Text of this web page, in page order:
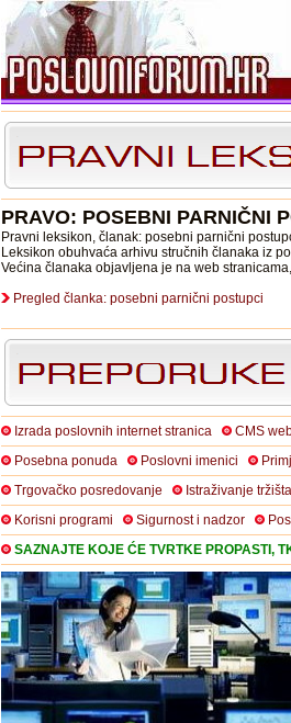
PRAVO: POSEBNI PARNIČNI
Pravni leksikon, članak: posebni parnični
Leksikon obuhvaća arhivu stručnih članaka iz
Većina članaka objavljena je na web
Pregled članka: posebni parnični postupci
Izrada poslovnih internet stranica CMS
Posebna ponuda
Poslovni imenici
Trgovačko posredovanje
Istraživanje tržišta
Korisni programi
Sigurnost i nadzor
SAZNAJTE KOJE ĆE TVRTKE PROPASTI,